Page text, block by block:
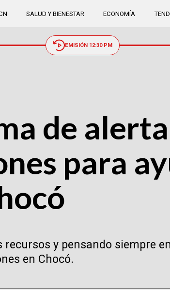
SALUD Y BIENESTAR ECONOMÍA
EMISIÓN 12:30 PM
de
para
y pensando siempre
en Chocó.